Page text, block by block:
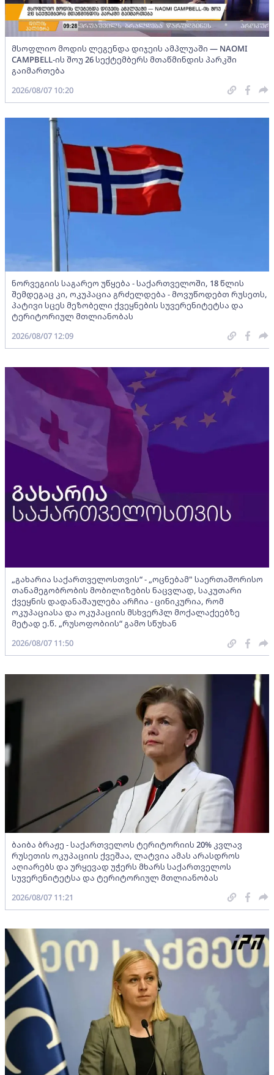
მსოფლიო მოდის ლეგენდა დიჯეის ამპლუაში — NAOMI
CAMPBELL-ის შოუ 26 სექტემბერს მთაწმინდის პარკში
გაიმართება
2026/08/07 10:20
ნორვეგიის საგარეო უწყება - საქართველოში, 18 წლის
შემდეგაც კი, ოკუპაცია გრძელდება - მოვუწოდებთ რუსეთს,
პატივი სცეს მეზობელი ქვეყნების სუვერენიტეტსა და
ტერიტორიულ მთლიანობას
2026/08/07 12:09
„გახარია საქართველოსთვის“ - „ოცნებამ" საერთაშორისო
თანამეგობრობის მობილიზების ნაცვლად, საკუთარი
ქვეყნის დადანაშაულება არჩია - ცინიკურია, რომ
ოკუპაციასა და ოკუპაციის მსხვერპლ მოქალაქეებზე
მეტად ე.წ. „რუსოფობიის“ გამო სწუხან
2026/08/07 11:50
ბაიბა ბრაჟე - საქართველოს ტერიტორიის 20% კვლავ
რუსეთის ოკუპაციის ქვეშაა, ლატვია ამას არასდროს
აღიარებს და ურყევად უჭერს მხარს საქართველოს
სუვერენიტეტსა და ტერიტორიულ მთლიანობას
2026/08/07 11:21